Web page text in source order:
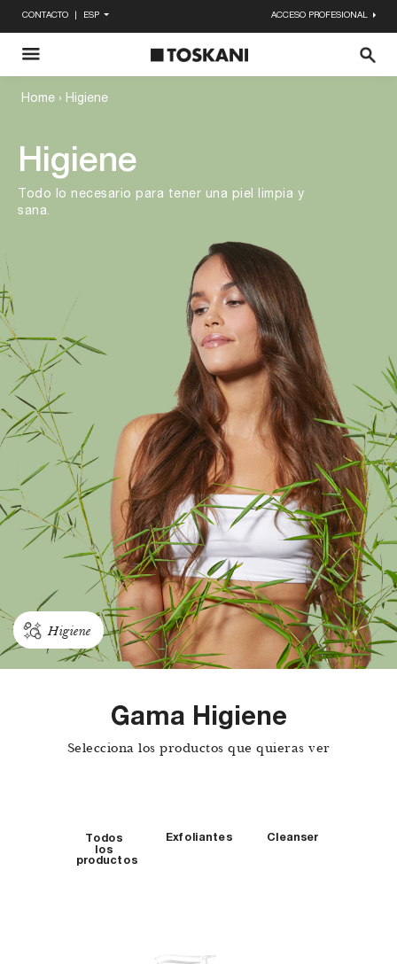
CONTACTO ESP ACCESO PROFESIONAL
X
Home › Higiene
Higiene
Todo lo necesario para tener una piel limpia y
sana.
Higiene
Gama Higiene
Selecciona los productos que quieras ver
Todos
los
productos
Exfoliantes Cleanser